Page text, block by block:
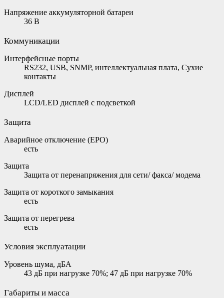
Напряжение аккумуляторной батареи
36 В
Коммуникации
Интерфейсные порты
RS232, USB, SNMP, интеллектуальная плата, Сухие
контакты
Дисплей
LCD/LED дисплей с подсветкой
Защита
Аварийное отключение (EPO)
есть
Защита
Защита от перенапряжения для сети/ факса/ модема
Защита от короткого замыкания
есть
Защита от перегрева
есть
Условия эксплуатации
Уровень шума, дБА
43 дБ при нагрузке 70%; 47 дБ при нагрузке 70%
Габариты и масса